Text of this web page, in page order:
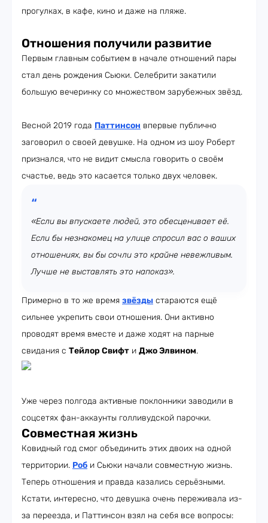
прогулках, в кафе, кино и даже на пляже.
Отношения получили развитие
Первым главным событием в начале отношений пары
стал день рождения Сьюки. Селебрити закатили
большую вечеринку со множеством зарубежных звёзд.
Весной 2019 года Паттинсон впервые публично
заговорил о своей девушке. На одном из шоу Роберт
признался, что не видит смысла говорить о своём
счастье, ведь это касается только двух человек.
«Если вы впускаете людей, это обесценивает её.
Если бы незнакомец на улице спросил вас о ваших
отношениях, вы бы сочли это крайне невежливым.
Лучше не выставлять это напоказ».
Примерно в то же время звёзды стараются ещё
сильнее укрепить свои отношения. Они активно
проводят время вместе и даже ходят на парные
свидания с Тейлор Свифт и Джо Элвином.
Уже через полгода активные поклонники заводили в
соцсетях фан-аккаунты голливудской парочки.
Совместная жизнь
Ковидный год смог объединить этих двоих на одной
территории. Роб и Сьюки начали совместную жизнь.
Теперь отношения и правда казались серьёзными.
Кстати, интересно, что девушка очень переживала из-
за переезда, и Паттинсон взял на себя все вопросы: